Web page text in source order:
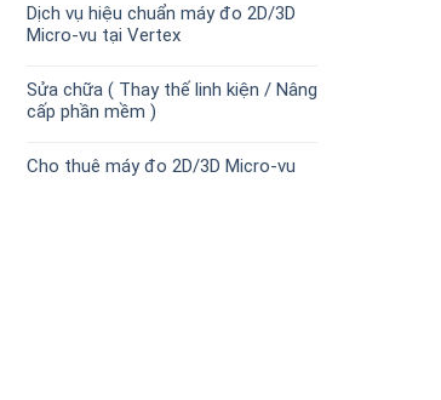
Dịch vụ hiệu chuẩn máy đo 2D/3D
Micro-vu tại Vertex
Sửa chữa ( Thay thế linh kiện / Nâng
cấp phần mềm )
Cho thuê máy đo 2D/3D Micro-vu